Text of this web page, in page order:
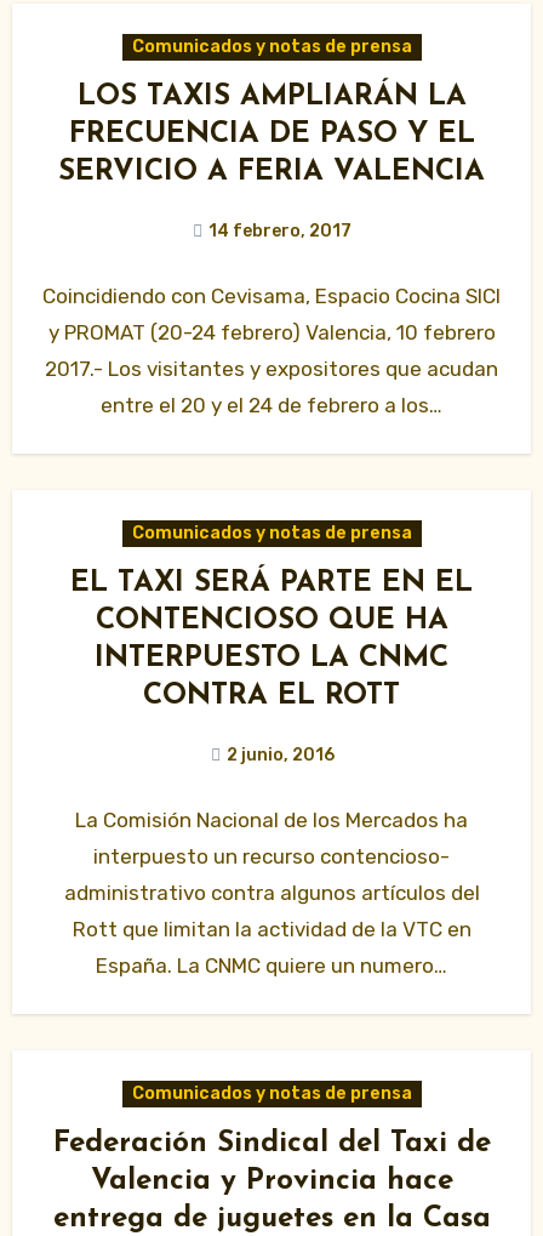
Comunicados y notas de prensa
LOS TAXIS AMPLIARÁN LA
FRECUENCIA DE PASO Y EL
SERVICIO A FERIA VALENCIA
14 febrero, 2017
Coincidiendo con Cevisama, Espacio Cocina SICI
y PROMAT (20-24 febrero) Valencia, 10 febrero
2017.- Los visitantes y expositores que acudan
entre el 20 y el 24 de febrero a los…
Comunicados y notas de prensa
EL TAXI SERÁ PARTE EN EL
CONTENCIOSO QUE HA
INTERPUESTO LA CNMC
CONTRA EL ROTT
2 junio, 2016
La Comisión Nacional de los Mercados ha
interpuesto un recurso contencioso-
administrativo contra algunos artículos del
Rott que limitan la actividad de la VTC en
España. La CNMC quiere un numero…
Comunicados y notas de prensa
Federación Sindical del Taxi de
Valencia y Provincia hace
entrega de juguetes en la Casa